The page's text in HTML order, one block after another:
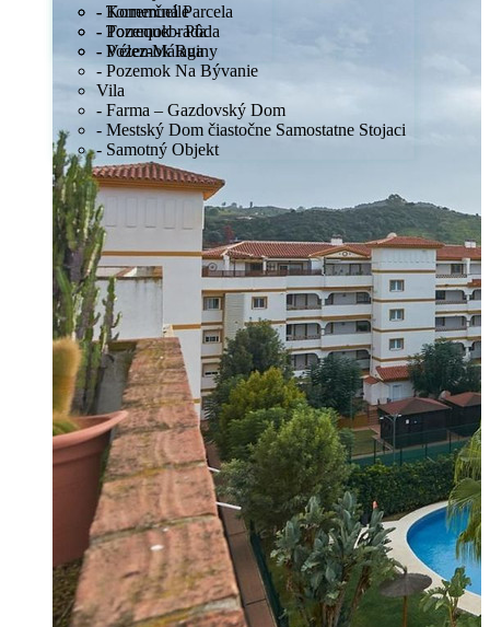
- Komerčná Parcela
- Pozemok - Pôda
- Pozemok Ruiny
- Pozemok Na Bývanie
Vila
- Farma – Gazdovský Dom
- Mestský Dom čiastočne Samostatne Stojaci
- Samotný Objekt
- Torremuelle
- Torrequebrada
- Vélez-Málaga